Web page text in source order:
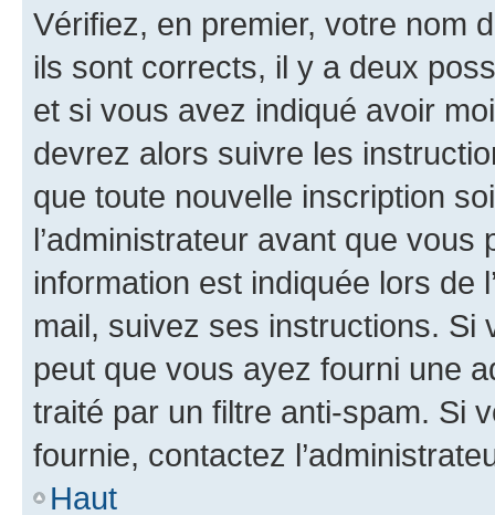
Vérifiez, en premier, votre nom
ils sont corrects, il y a deux
et si vous avez indiqué avoir
devrez alors suivre les
que toute nouvelle inscription
l’administrateur avant que
information est indiquée lors de
mail, suivez ses instructions. Si
peut que vous ayez fourni une
traité par un filtre anti-spam. Si
fournie, contactez
Haut